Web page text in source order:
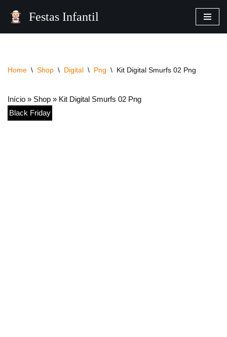
Festas Infantil
Home \ Shop \ Digital \ Png \ Kit Digital Smurfs 02 Png
Início » Shop » Kit Digital Smurfs 02 Png
Black Friday